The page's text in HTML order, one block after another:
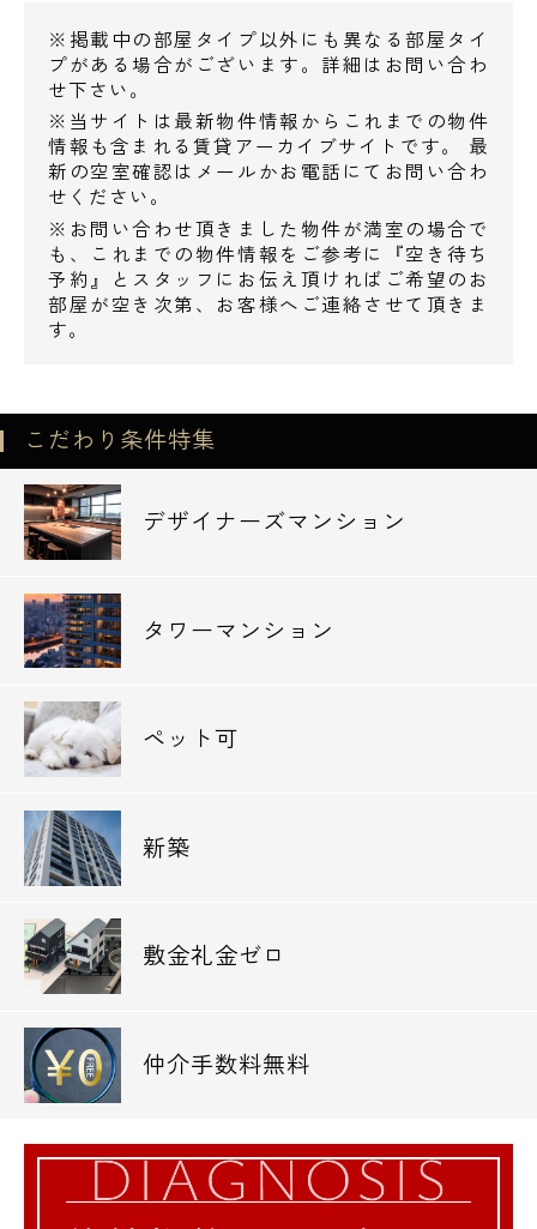
※掲載中の部屋タイプ以外にも異なる部屋タイ
プがある場合がございます。詳細はお問い合わ
せ下さい。
※当サイトは最新物件情報からこれまでの物件
情報も含まれる賃貸アーカイブサイトです。 最
新の空室確認はメールかお電話にてお問い合わ
せください。
※お問い合わせ頂きました物件が満室の場合で
も、これまでの物件情報をご参考に『空き待ち
予約』とスタッフにお伝え頂ければご希望のお
部屋が空き次第、お客様へご連絡させて頂きま
す。
こだわり条件特集
デザイナーズマンション
タワーマンション
ペット可
新築
敷金礼金ゼロ
仲介手数料無料